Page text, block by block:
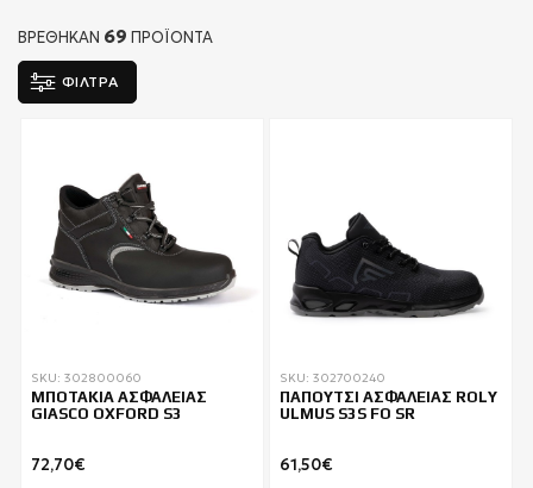
ΒΡΕΘΗΚΑΝ 69 ΠΡΟΪΌΝΤΑ
ΦΙΛΤΡΑ
SKU: 302800060
ΜΠΟΤΑΚΙΑ ΑΣΦΑΛΕΙΑΣ
GIASCO OXFORD S3
72,70€
SKU: 302700240
ΠΑΠΟΥΤΣΙ ΑΣΦΑΛΕΙΑΣ ROLY
ULMUS S3S FO SR
61,50€